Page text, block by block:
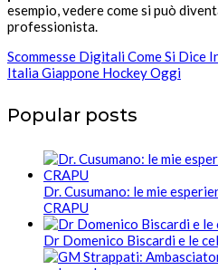
esempio, vedere come si può
professionista.
Scommesse Digitali Come Si Dice
Italia Giappone Hockey Oggi
Popular posts
Dr. Cusumano: le mie
CRAPU
Dr Domenico Biscardi e le